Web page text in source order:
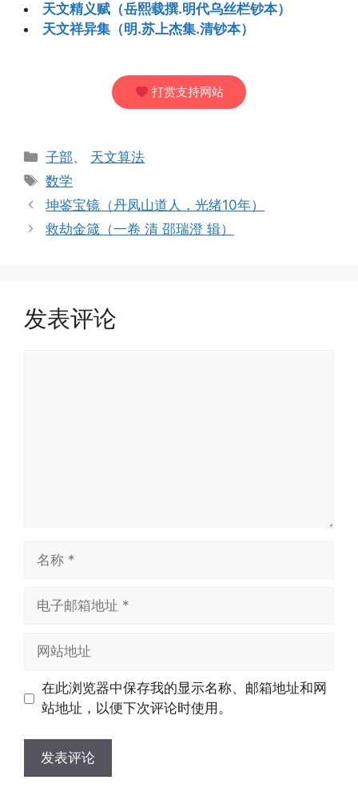
天文精义赋（岳熙载撰.明代乌丝栏钞本）
天文祥异集（明.苏上杰集.清钞本）
打赏支持网站
分
类
子部、 天文算法
标
签
数学
坤鉴宝镜（丹凤山道人，光绪10年）
救劫金箴（一卷 清 邵瑞澄 辑）
发表评论
址
址
在此浏览器中保存我的显示名称、邮箱地址和网
站地址，以便下次评论时使用。